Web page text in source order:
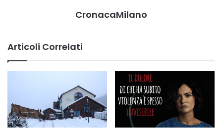
CronacaMilano
Articoli Correlati